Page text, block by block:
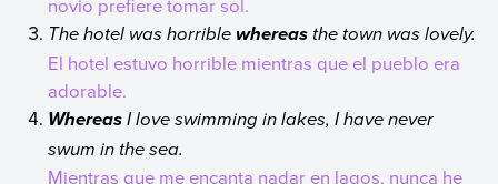
The hotel was horrible whereas the town was lovely.
El hotel estuvo horrible mientras que el pueblo era
adorable.
Whereas I love swimming in lakes, I have never
swum in the sea.
Mientras que me encanta nadar en lagos, nunca he